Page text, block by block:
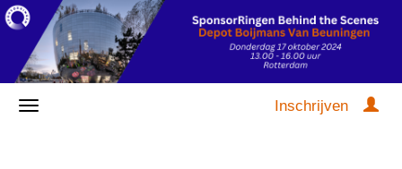
Inschrijven